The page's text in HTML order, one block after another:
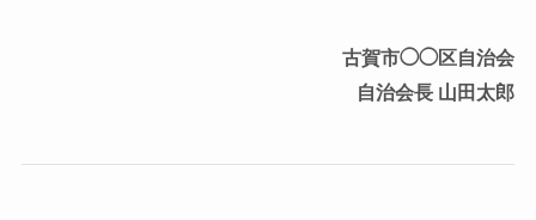
古賀市◯◯区自治会
自治会長 山田太郎